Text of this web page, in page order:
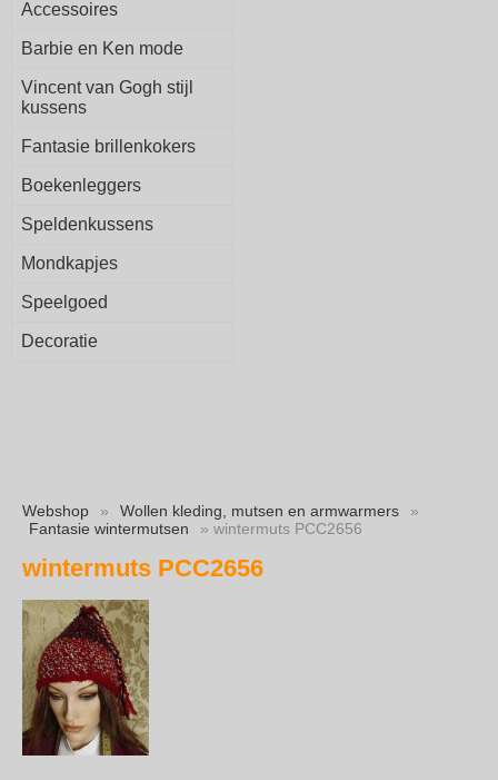
Accessoires
Barbie en Ken mode
Vincent van Gogh stijl
kussens
Fantasie brillenkokers
Boekenleggers
Speldenkussens
Mondkapjes
Speelgoed
Decoratie
Webshop » Wollen kleding, mutsen en armwarmers
»
Fantasie wintermutsen
» wintermuts PCC2656
wintermuts PCC2656